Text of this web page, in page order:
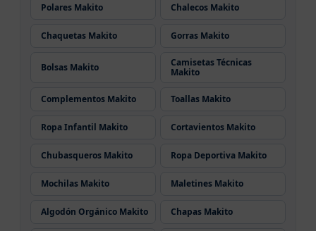
Polares Makito Chalecos Makito
Chaquetas Makito Gorras Makito
Bolsas Makito
Camisetas Técnicas
Makito
Complementos Makito Toallas Makito
Ropa Infantil Makito Cortavientos Makito
Chubasqueros Makito Ropa Deportiva Makito
Mochilas Makito Maletines Makito
Algodón Orgánico Makito Chapas Makito